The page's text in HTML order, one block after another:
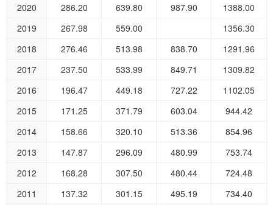
2020
286.20 639.80 987.90
1388.00
2019
267.98 559.00
1356.30
2018
276.46 513.98 838.70
1291.96
2017
237.50 533.99 849.71
1309.82
2016
196.47 449.18 727.22
1102.05
2015
171.25 371.79 603.04
944.42
2014
158.66 320.10 513.36
854.96
2013
147.87 296.09 480.99
753.74
2012
168.28 307.50 480.44
724.48
2011
137.32 301.15 495.19
734.40